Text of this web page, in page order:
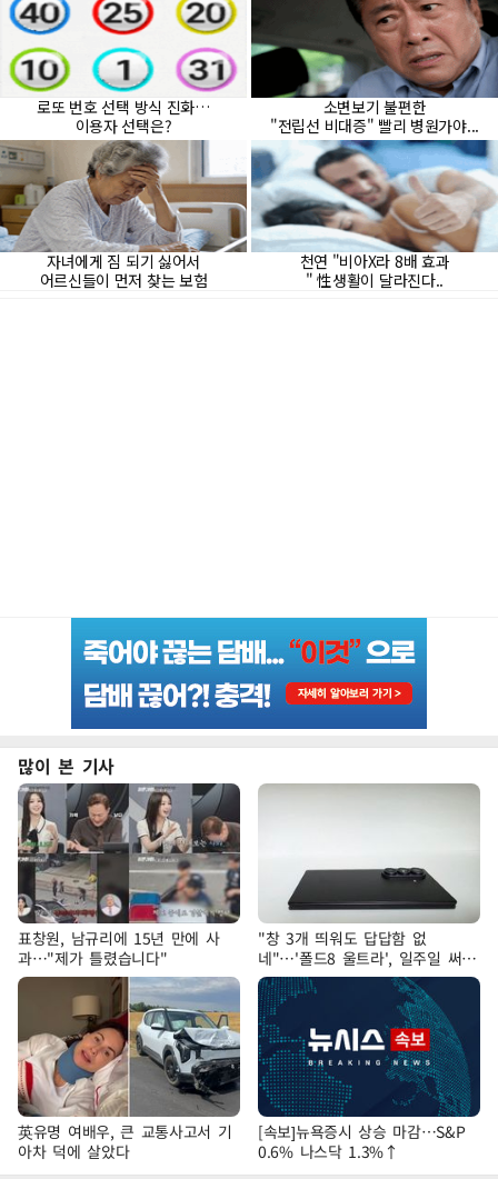
많이 본 기사
표창원, 남규리에 15년 만에 사
과…"제가 틀렸습니다"
"창 3개 띄워도 답답함 없
네"…'폴드8 울트라', 일주일 써보
니
英유명 여배우, 큰 교통사고서 기
아차 덕에 살았다
[속보]뉴욕증시 상승 마감…S&P
0.6% 나스닥 1.3%↑